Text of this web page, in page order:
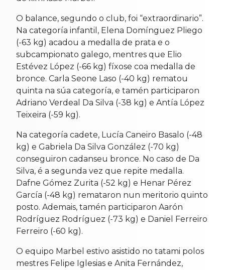
O balance, segundo o club, foi “extraordinario”.
Na categoría infantil, Elena Domínguez Pliego
(-63 kg) acadou a medalla de prata e o
subcampionato galego, mentres que Elio
Estévez López (-66 kg) fíxose coa medalla de
bronce. Carla Seone Laso (-40 kg) rematou
quinta na súa categoría, e tamén participaron
Adriano Verdeal Da Silva (-38 kg) e Antía López
Teixeira (-59 kg).
Na categoría cadete, Lucía Caneiro Basalo (-48
kg) e Gabriela Da Silva González (-70 kg)
conseguiron cadanseu bronce. No caso de Da
Silva, é a segunda vez que repite medalla.
Dafne Gómez Zurita (-52 kg) e Henar Pérez
García (-48 kg) remataron nun meritorio quinto
posto. Ademais, tamén participaron Aarón
Rodríguez Rodríguez (-73 kg) e Daniel Ferreiro
Ferreiro (-60 kg).
O equipo Marbel estivo asistido no tatami polos
mestres Felipe Iglesias e Anita Fernández,